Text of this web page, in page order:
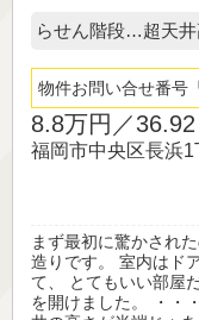
らせん階段…超天井
物件お問い合せ番号
8.8万円／36.92
福岡市中央区長浜1
まず最初に驚かされ
造りです。 室内はド
て、 とてもいい部屋
を開けました。 ・・